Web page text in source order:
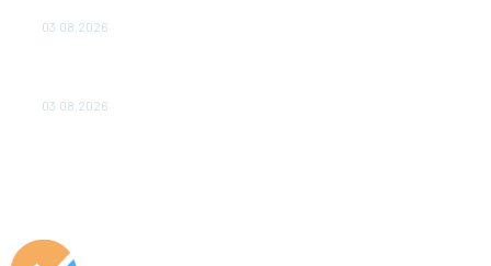
03.08.2026
03.08.2026